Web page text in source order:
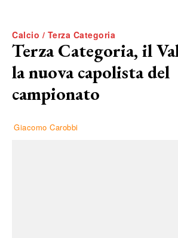
Calcio / Terza Categoria
Terza Categoria, il
la nuova capolista del
campionato
Giacomo Carobbi